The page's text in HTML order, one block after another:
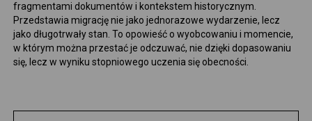
fragmentami dokumentów i kontekstem historycznym.
Przedstawia migrację nie jako jednorazowe wydarzenie, lecz
jako długotrwały stan. To opowieść o wyobcowaniu i momencie,
w którym można przestać je odczuwać, nie dzięki dopasowaniu
się, lecz w wyniku stopniowego uczenia się obecności.